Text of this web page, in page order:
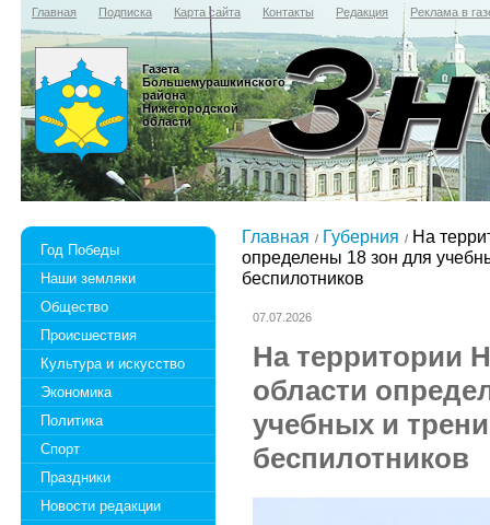
Главная Подписка Карта сайта Контакты Редакция Реклама в
Газета
Большемурашкинского
района
Нижегородской
области
Год Победы
Наши земляки
Общество
Происшествия
Культура и искусство
Экономика
Политика
Спорт
Праздники
Новости редакции
Главная Губерния
На
определены 18 зон для
беспилотников
07.07.2026
На территории
области
учебных и
беспилотников